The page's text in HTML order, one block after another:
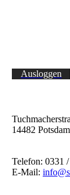
Ausloggen
14482 Potsdam
Telefon: 0331
E-Mail: